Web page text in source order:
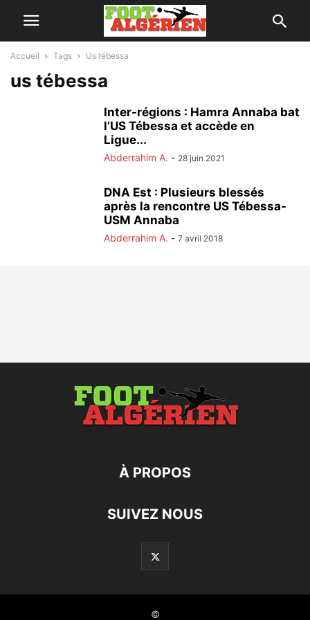
Accueil Tags Us tébessa
us tébessa
Inter-régions : Hamra Annaba bat
l’US Tébessa et accède en
Ligue...
Abderrahim A. - 28 juin 2021
DNA Est : Plusieurs blessés
après la rencontre US Tébessa-
USM Annaba
Abderrahim A. - 7 avril 2018
À PROPOS
SUIVEZ NOUS
©